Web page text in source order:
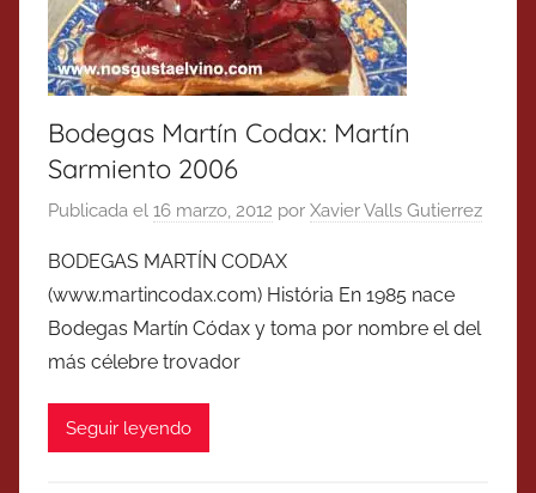
Bodegas Martín Codax: Martín
Sarmiento 2006
Publicada el 16 marzo, 2012 por Xavier Valls Gutierrez
BODEGAS MARTÍN CODAX
(www.martincodax.com) História En 1985 nace
Bodegas Martín Códax y toma por nombre el del
más célebre trovador
Seguir leyendo